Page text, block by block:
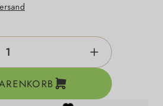
den gewünschten